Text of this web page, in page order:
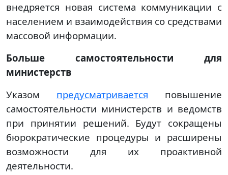
внедряется новая система коммуникации с
населением и взаимодействия со средствами
массовой информации.
Больше самостоятельности для
министерств
Указом предусматривается повышение
самостоятельности министерств и ведомств
при принятии решений. Будут сокращены
бюрократические процедуры и расширены
возможности для их проактивной
деятельности.